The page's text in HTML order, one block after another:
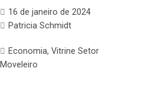
16 de janeiro de 2024
Patricia Schmidt
Economia, Vitrine Setor
Moveleiro